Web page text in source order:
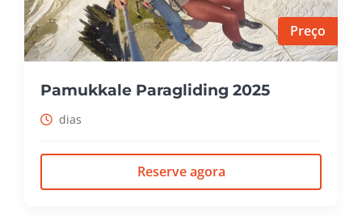
Preço
Pamukkale Paragliding 2025
dias
Reserve agora